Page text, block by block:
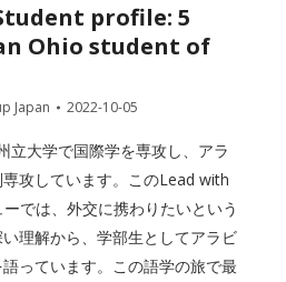
profile: 5
Ohio student of
Japan 2022-10-05
立大学で国際学を専攻し、アラ
攻しています。このLead with
では、外交に携わりたいという
理解から、学部生としてアラビ
っています。この語学の旅で最